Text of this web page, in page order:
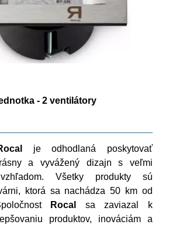
- 2 ventilátory
je odhodlaná poskytovať
a vyvážený dizajn s veľmi
Všetky produkty sú
ktorá sa nachádza 50 km od
Rocal
sa zaviazal k
produktov, inováciám a